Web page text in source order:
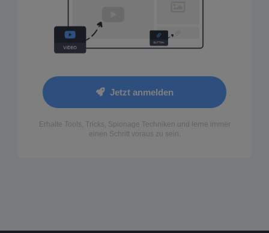
Jetzt anmelden
Erhalte Tools, Tricks, Spionage Techniken und lerne immer
einen Schritt voraus zu sein.